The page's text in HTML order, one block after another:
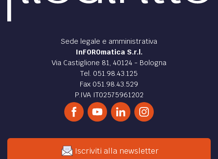
Sede legale e amministrativa
InFOROmatica S.r.l.
Via Castiglione 81, 40124 - Bologna
Tel. 051.98.43.125
Fax 051.98.43.529
P.IVA IT02575961202
Iscriviti alla newsletter